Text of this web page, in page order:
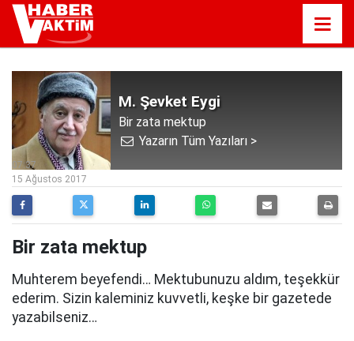
M. Şevket Eygi
Bir zata mektup
Yazarın Tüm Yazıları >
07:37
15 Ağustos 2017
Bir zata mektup
Muhterem beyefendi… Mektubunuzu aldım, teşekkür
ederim. Sizin kaleminiz kuvvetli, keşke bir gazetede
yazabilseniz…